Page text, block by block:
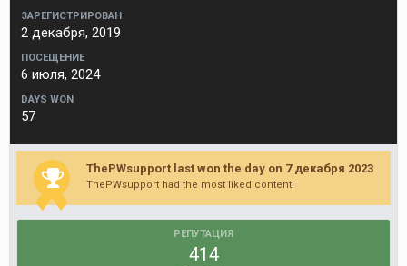
ЗАРЕГИСТРИРОВАН
2 декабря, 2019
ПОСЕЩЕНИЕ
6 июля, 2024
DAYS WON
57
ThePWsupport last won the day on 7 декабря 2023
ThePWsupport had the most liked content!
РЕПУТАЦИЯ
414